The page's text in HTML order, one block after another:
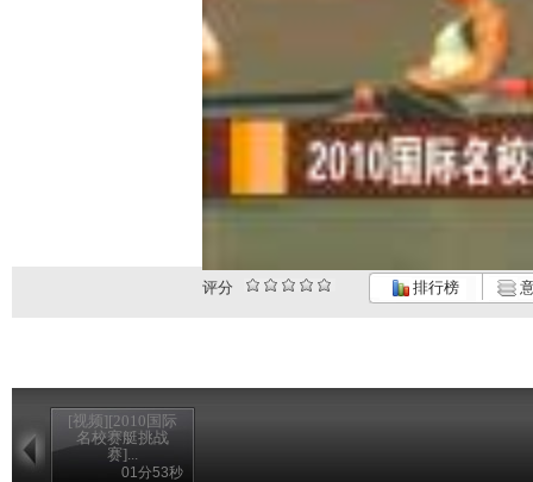
评分 排行榜
[视频][2010国际
名校赛艇挑战
赛]...
01分53秒